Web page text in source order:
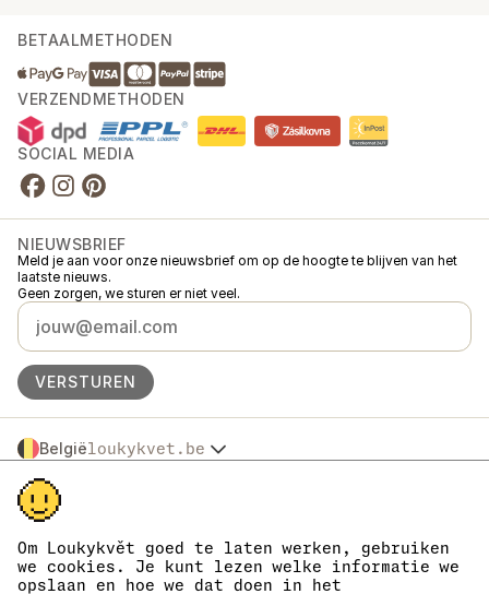
Om Loukykvět goed te laten werken, gebruiken
we cookies. Je kunt lezen welke informatie we
opslaan en hoe we dat doen in het
BETAALMETHODEN
VERZENDMETHODEN
SOCIAL MEDIA
NIEUWSBRIEF
Meld je aan voor onze nieuwsbrief om op de hoogte te blijven van het
laatste nieuws.
Geen zorgen, we sturen er niet veel.
VERSTUREN
Belgiëloukykvet.be
Slovensko
Polska
Österreich
Deutschland
France
© 2016 →
Loukykvět s.r.o. staat ingeschreven in het handelsregister van de
We zijn aangesloten bij het EKO-KOM-systeem onder nummer
EKF00180493.
Wij geven plantenpaspoorten af onder registratienummer 0636.